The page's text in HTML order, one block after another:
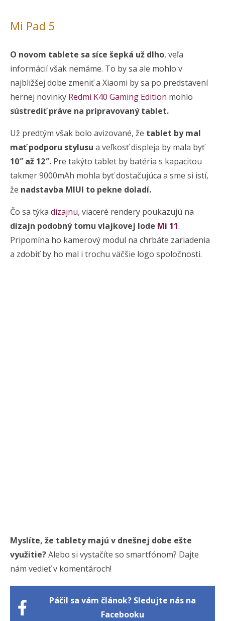
Mi Pad 5
O novom tablete sa síce šepká už dlho, veľa
informácií však nemáme. To by sa ale mohlo v
najbližšej dobe zmeniť a Xiaomi by sa po predstavení
hernej novinky Redmi K40 Gaming Edition mohlo
sústrediť práve na pripravovaný tablet.
Už predtým však bolo avizované, že tablet by mal
mať podporu stylusu a veľkosť displeja by mala byť
10″ až 12″. Pre takýto tablet by batéria s kapacitou
takmer 9000mAh mohla byť dostačujúca a sme si istí,
že nadstavba MIUI to pekne doladí.
Čo sa týka dizajnu, viaceré rendery poukazujú na
dizajn podobný tomu vlajkovej lode Mi 11.
Pripomína ho kamerový modul na chrbáte zariadenia
a zdobiť by ho mal i trochu väčšie logo spoločnosti.
Myslíte, že tablety majú v dnešnej dobe ešte
využitie?Alebo si vystačíte so smartfónom? Dajte
nám vedieť v komentároch!
Páčil sa vám článok? Sledujte nás na
Facebooku